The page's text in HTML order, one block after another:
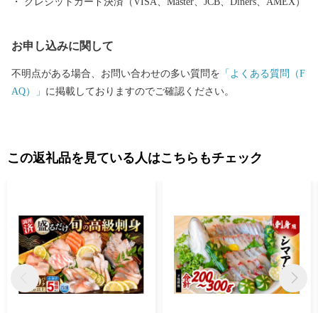
お申し込みに関して
不明点がある場合、お問い合わせの多い質問を 「よくある質問（F
AQ）」 に掲載しておりますのでご確認ください。
この返礼品を見ている人はこちらもチェック